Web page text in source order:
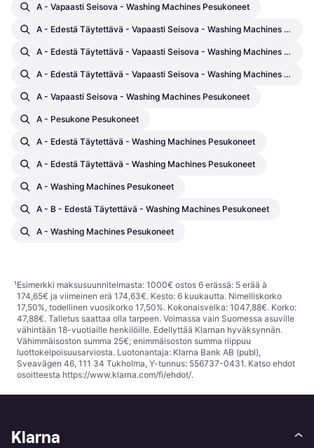
A - Vapaasti Seisova - Washing Machines Pesukoneet
A - Edestä Täytettävä - Vapaasti Seisova - Washing Machines Pesukoneet
A - Edestä Täytettävä - Vapaasti Seisova - Washing Machines Pesukoneet
A - Edestä Täytettävä - Vapaasti Seisova - Washing Machines Pesukoneet
A - Vapaasti Seisova - Washing Machines Pesukoneet
A - Pesukone Pesukoneet
A - Edestä Täytettävä - Washing Machines Pesukoneet
A - Edestä Täytettävä - Washing Machines Pesukoneet
A - Washing Machines Pesukoneet
A - B - Edestä Täytettävä - Washing Machines Pesukoneet
A - Washing Machines Pesukoneet
¹Esimerkki maksusuunnitelmasta: 1000€ ostos 6 erässä: 5 erää à
174,65€ ja viimeinen erä 174,63€. Kesto: 6 kuukautta. Nimelliskorko
17,50%, todellinen vuosikorko 17,50%. Kokonaisvelka: 1047,88€. Korko:
47,88€. Talletus saattaa olla tarpeen. Voimassa vain Suomessa asuville
vähintään 18-vuotiaille henkilöille. Edellyttää Klarnan hyväksynnän.
Vähimmäisoston summa 25€; enimmäisoston summa riippuu
luottokelpoisuusarviosta. Luotonantaja: Klarna Bank AB (publ),
Sveavägen 46, 111 34 Tukholma, Y-tunnus: 556737-0431. Katso ehdot
osoitteesta https://www.klarna.com/fi/ehdot/.
Klarna